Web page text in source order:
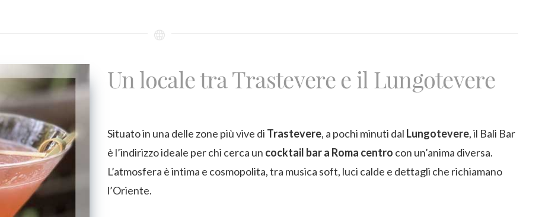
Un locale tra Trastevere e il Lungotevere
Situato in una delle zone più vive di Trastevere, a pochi minuti dal Lungotevere, il Bali Bar
è l’indirizzo ideale per chi cerca un cocktail bar a Roma centro con un’anima diversa.
L’atmosfera è intima e cosmopolita, tra musica soft, luci calde e dettagli che richiamano
l’Oriente.